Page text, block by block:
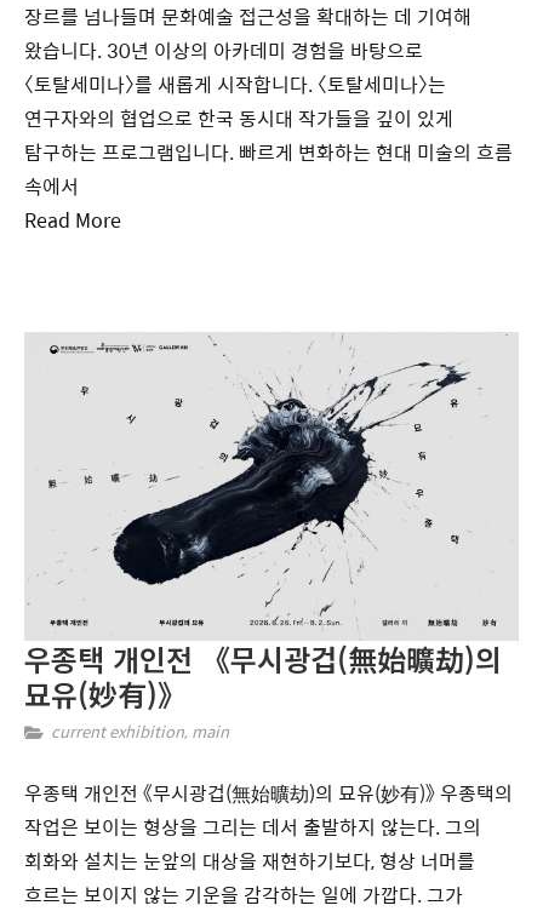
장르를 넘나들며 문화예술 접근성을 확대하는 데 기여해
왔습니다. 30년 이상의 아카데미 경험을 바탕으로
〈토탈세미나〉를 새롭게 시작합니다. 〈토탈세미나〉는
연구자와의 협업으로 한국 동시대 작가들을 깊이 있게
탐구하는 프로그램입니다. 빠르게 변화하는 현대 미술의 흐름
속에서
Read More
우종택 개인전 《무시광겁(無始曠劫)의
묘유(妙有)》
current exhibition, main
우종택 개인전 《무시광겁(無始曠劫)의 묘유(妙有)》 우종택의
작업은 보이는 형상을 그리는 데서 출발하지 않는다. 그의
회화와 설치는 눈앞의 대상을 재현하기보다, 형상 너머를
흐르는 보이지 않는 기운을 감각하는 일에 가깝다. 그가